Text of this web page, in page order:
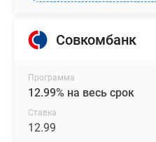
Совкомбанк
Программа
12.99% на весь срок
Ставка
12.99